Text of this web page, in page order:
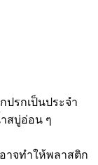
ปรกเป็นประจำ
สบู่อ่อน ๆ
าจทำให้พลาสติก